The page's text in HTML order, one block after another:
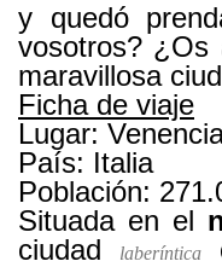
y quedó
vosotros? ¿Os
maravillosa
Ficha de viaje
Lugar:
País: Italia
Población:
Situada en el
ciudad
laberíntica